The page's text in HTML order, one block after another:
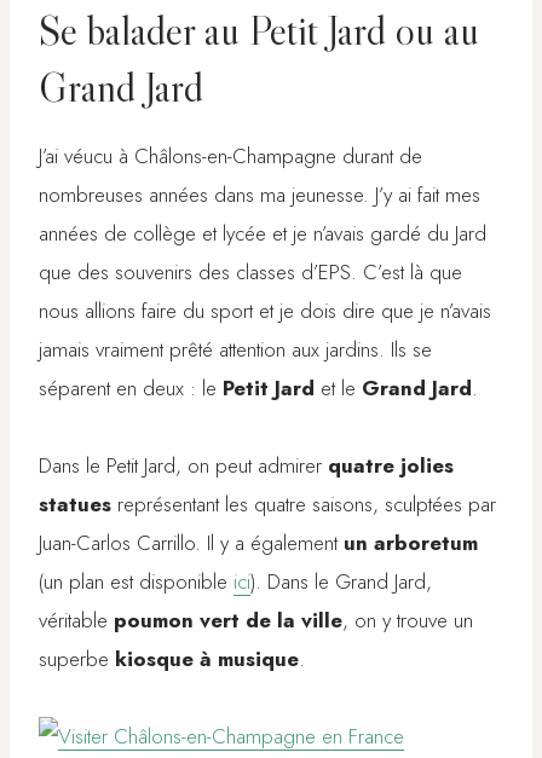
Se balader au Petit Jard ou au
Grand Jard
J’ai véucu à Châlons-en-Champagne durant de
nombreuses années dans ma jeunesse. J’y ai fait mes
années de collège et lycée et je n’avais gardé du Jard
que des souvenirs des classes d’EPS. C’est là que
nous allions faire du sport et je dois dire que je n’avais
jamais vraiment prêté attention aux jardins. Ils se
séparent en deux : le Petit Jard et le Grand Jard.
Dans le Petit Jard, on peut admirer quatre jolies
statues représentant les quatre saisons, sculptées par
Juan-Carlos Carrillo. Il y a également un arboretum
(un plan est disponible ici). Dans le Grand Jard,
véritable poumon vert de la ville, on y trouve un
superbe kiosque à musique.